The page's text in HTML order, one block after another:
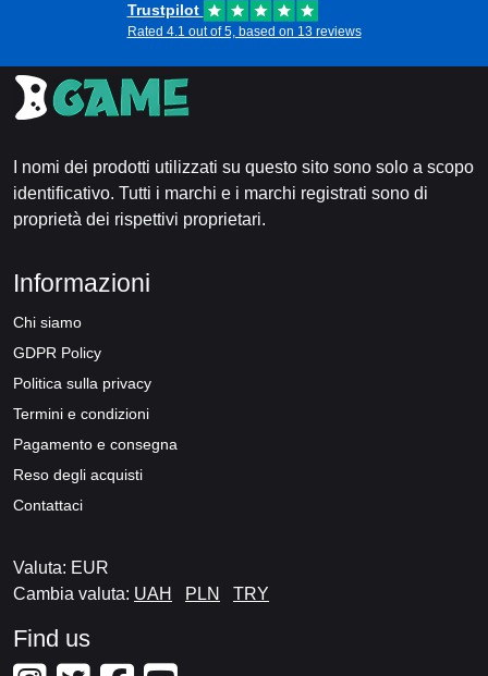
Trustpilot
Rated 4.1 out of 5, based on 13 reviews
I nomi dei prodotti utilizzati su questo sito sono solo a scopo
identificativo. Tutti i marchi e i marchi registrati sono di
proprietà dei rispettivi proprietari.
Informazioni
Chi siamo
GDPR Policy
Politica sulla privacy
Termini e condizioni
Pagamento e consegna
Reso degli acquisti
Contattaci
Valuta: EUR
Cambia valuta: UAH PLN TRY
Find us